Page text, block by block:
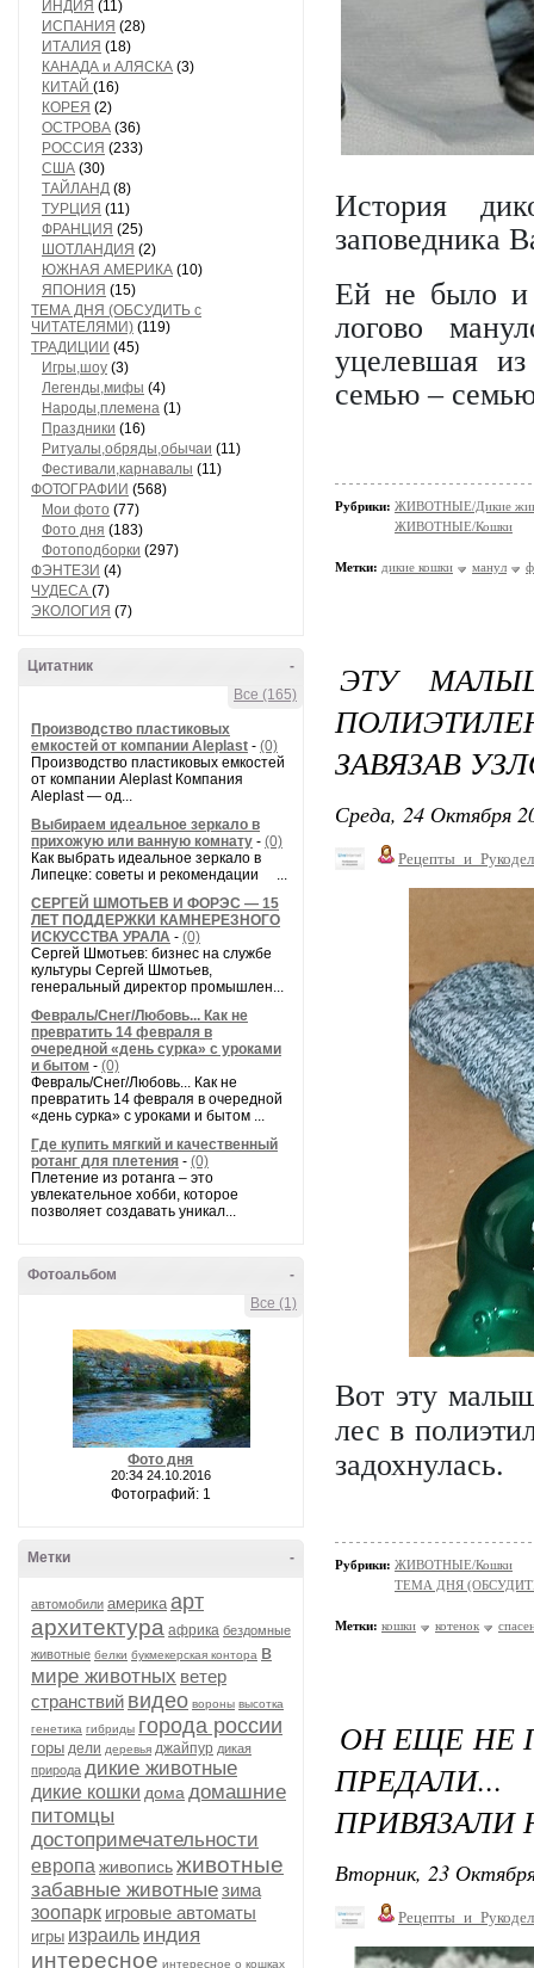
ИНДИЯ (11)
ИСПАНИЯ (28)
ИТАЛИЯ (18)
КАНАДА и АЛЯСКА (3)
КИТАЙ (16)
КОРЕЯ (2)
ОСТРОВА (36)
РОССИЯ (233)
США (30)
ТАЙЛАНД (8)
ТУРЦИЯ (11)
ФРАНЦИЯ (25)
ШОТЛАНДИЯ (2)
ЮЖНАЯ АМЕРИКА (10)
ЯПОНИЯ (15)
ТЕМА ДНЯ (ОБСУДИТЬ с
ЧИТАТЕЛЯМИ) (119)
ТРАДИЦИИ (45)
Игры,шоу (3)
Легенды,мифы (4)
Народы,племена (1)
Праздники (16)
Ритуалы,обряды,обычаи (11)
Фестивали,карнавалы (11)
ФОТОГРАФИИ (568)
Мои фото (77)
Фото дня (183)
Фотоподборки (297)
ФЭНТЕЗИ (4)
ЧУДЕСА (7)
ЭКОЛОГИЯ (7)
-
Цитатник
Все (165)
Производство пластиковых
емкостей от компании Aleplast - (0)
Производство пластиковых емкостей
от компании Aleplast Компания
Aleplast — од...
Выбираем идеальное зеркало в
прихожую или ванную комнату - (0)
Как выбрать идеальное зеркало в
Липецке: советы и рекомендации ...
СЕРГЕЙ ШМОТЬЕВ И ФОРЭС — 15
ЛЕТ ПОДДЕРЖКИ КАМНЕРЕЗНОГО
ИСКУССТВА УРАЛА - (0)
Сергей Шмотьев: бизнес на службе
культуры Сергей Шмотьев,
генеральный директор промышлен...
Февраль/Снег/Любовь... Как не
превратить 14 февраля в
очередной «день сурка» с уроками
и бытом - (0)
Февраль/Снег/Любовь... Как не
превратить 14 февраля в очередной
«день сурка» с уроками и бытом ...
Где купить мягкий и качественный
ротанг для плетения - (0)
Плетение из ротанга – это
увлекательное хобби, которое
позволяет создавать уникал...
-
Фотоальбом
Все (1)
Фото дня
20:34 24.10.2016
Фотографий: 1
-
Метки
автомобили америка арт
архитектура африка бездомные
животные белки букмекерская контора в
мире животных ветер
странствий видео вороны высотка
генетика гибриды города россии
горы дели деревья джайпур дикая
природа дикие животные
дикие кошки дома домашние
питомцы
достопримечательности
европа живописьживотные
забавные животныезима
зоопарк игровые автоматы
игры израиль индия
интересное интересное о кошках
История
заповедника
Ей не было и
логово
уцелевшая
семью –
Рубрики: ЖИВОТНЫЕ/Дикие
ЖИВОТНЫЕ/Кошки
Метки: дикие кошки манул
ЭТУ
ЗАВЯЗАВ
Среда, 24 Октября
Вот эту
лес в
задохнулась.
Рубрики: ЖИВОТНЫЕ/Кошки
ТЕМА ДНЯ
Метки: кошки котенок
ОН ЕЩЕ НЕ
ПРИВЯЗАЛИ
Вторник, 23